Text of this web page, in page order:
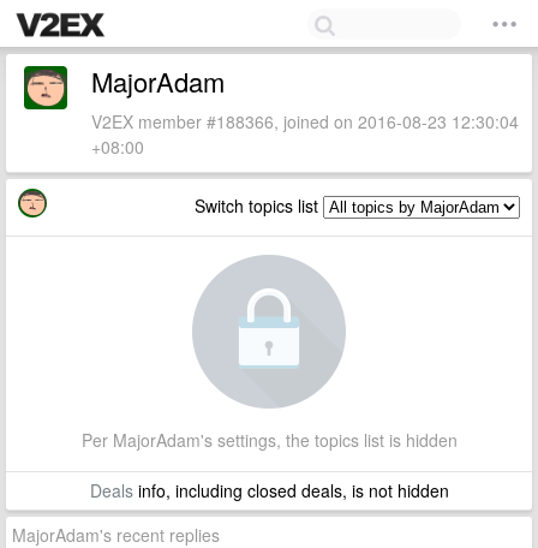
MajorAdam
V2EX member #188366, joined on 2016-08-23 12:30:04
+08:00
Switch topics list
Per MajorAdam's settings, the topics list is hidden
Dealsinfo, including closed deals, is not hidden
MajorAdam's recent replies